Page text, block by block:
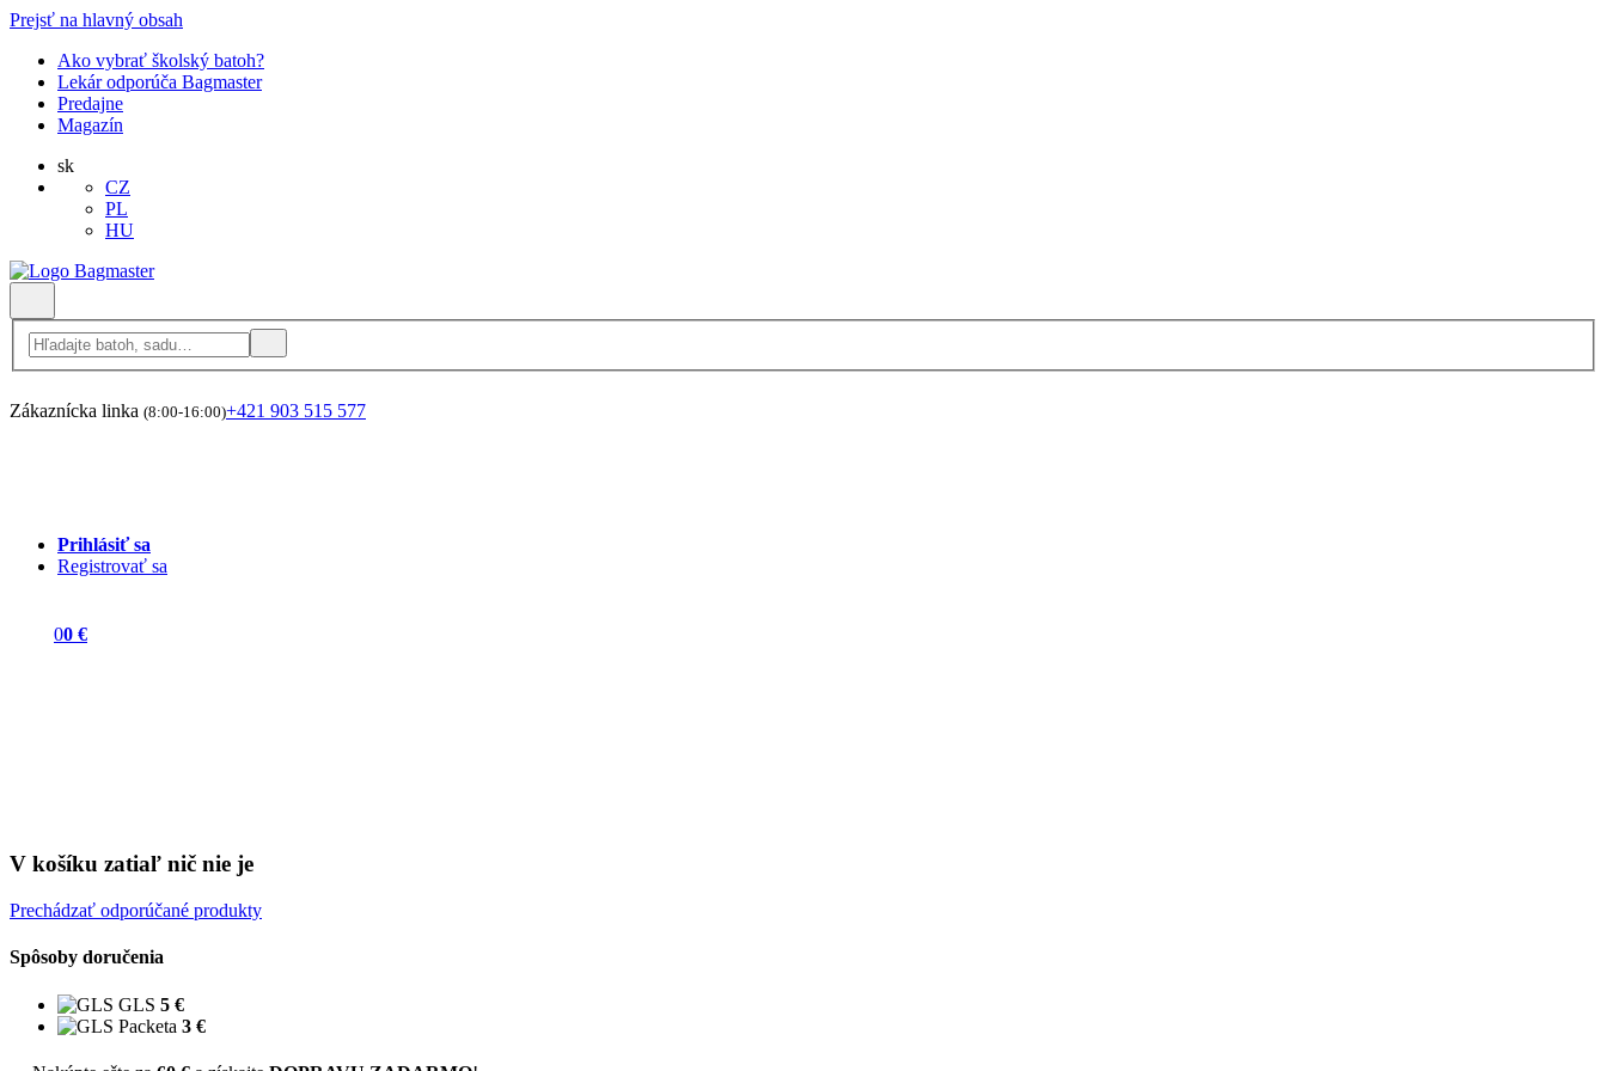
Prejsť na hlavný obsah
Ako vybrať školský batoh?
Lekár odporúča Bagmaster
Predajne
Magazín
sk
CZ
PL
HU
Zákaznícka linka (8:00-16:00)+421 903 515 577
Prihlásiť sa
Registrovať sa
00 €
V košíku zatiaľ nič nie je
Prechádzať odporúčané produkty
Spôsoby doručenia
GLS 5 €
Packeta 3 €